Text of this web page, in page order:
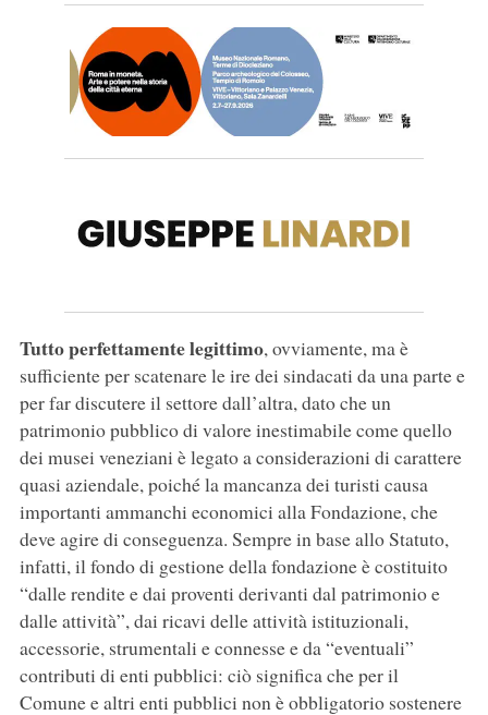
Tutto perfettamente legittimo, ovviamente, ma è
sufficiente per scatenare le ire dei sindacati da una parte e
per far discutere il settore dall’altra, dato che un
patrimonio pubblico di valore inestimabile come quello
dei musei veneziani è legato a considerazioni di carattere
quasi aziendale, poiché la mancanza dei turisti causa
importanti ammanchi economici alla Fondazione, che
deve agire di conseguenza. Sempre in base allo Statuto,
infatti, il fondo di gestione della fondazione è costituito
“dalle rendite e dai proventi derivanti dal patrimonio e
dalle attività”, dai ricavi delle attività istituzionali,
accessorie, strumentali e connesse e da “eventuali”
contributi di enti pubblici: ciò significa che per il
Comune e altri enti pubblici non è obbligatorio sostenere